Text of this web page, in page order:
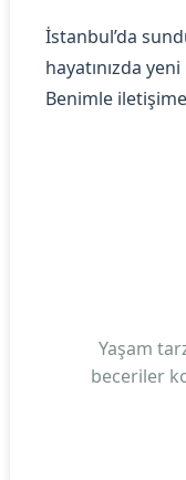
İstanbul’da
hayatınızda
Benimle
Yaşam
beceriler